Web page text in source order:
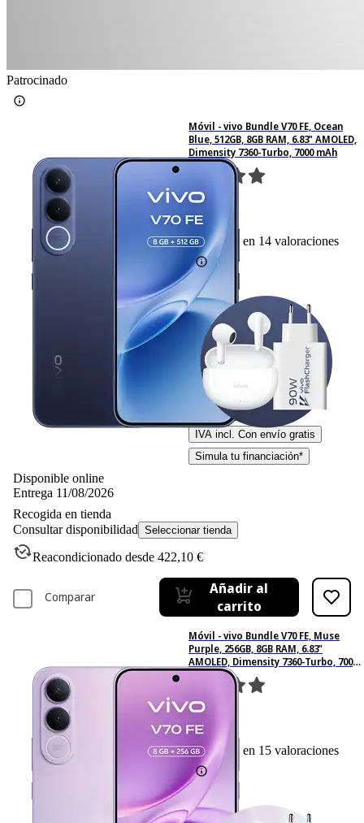
Patrocinado
Ficha técnica
Móvil - vivo Bundle V70 FE, Ocean
Blue, 512GB, 8GB RAM, 6.83" AMOLED,
Dimensity 7360-Turbo, 7000 mAh
14Basado en 14 valoraciones
-6%
499,– €499,00€
469,– €469,00€
IVA incl. Con envío gratis
Simula tu financiación*
Disponible online
Entrega 11/08/2026
Recogida en tienda
Consultar disponibilidad Seleccionar tienda
Reacondicionado desde 422,10 €
Comparar
Añadir al
carrito
Móvil - vivo Bundle V70 FE, Muse
Purple, 256GB, 8GB RAM, 6.83"
AMOLED, Dimensity 7360-Turbo, 7000
mAh
15Basado en 15 valoraciones